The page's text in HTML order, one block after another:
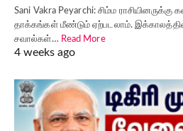
Sani Vakra Peyarchi: சிம்ம
தாக்கங்கள் மீண்டும் ஏற்படலாம்.
சவால்கள்… Read More
4 weeks ago